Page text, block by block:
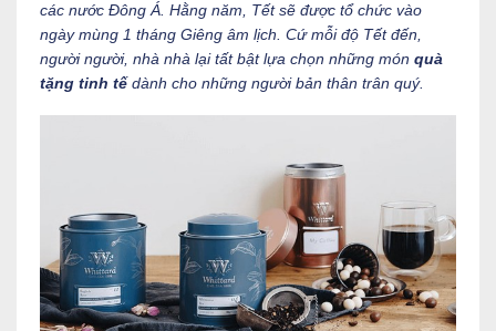
các nước Đông Á. Hằng năm, Tết sẽ được tổ chức vào
ngày mùng 1 tháng Giêng âm lịch. Cứ mỗi độ Tết đến,
người người, nhà nhà lại tất bật lựa chọn những món quà
tặng tinh tếdành cho những người bản thân trân quý.